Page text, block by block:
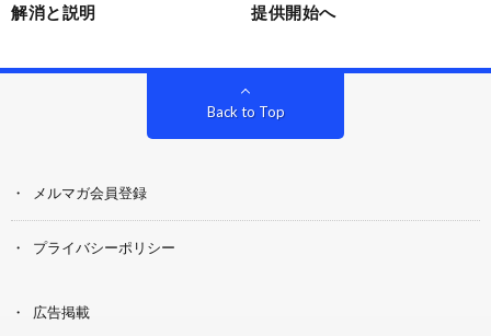
解消と説明
提供開始へ
Back to Top
メルマガ会員登録
プライバシーポリシー
広告掲載